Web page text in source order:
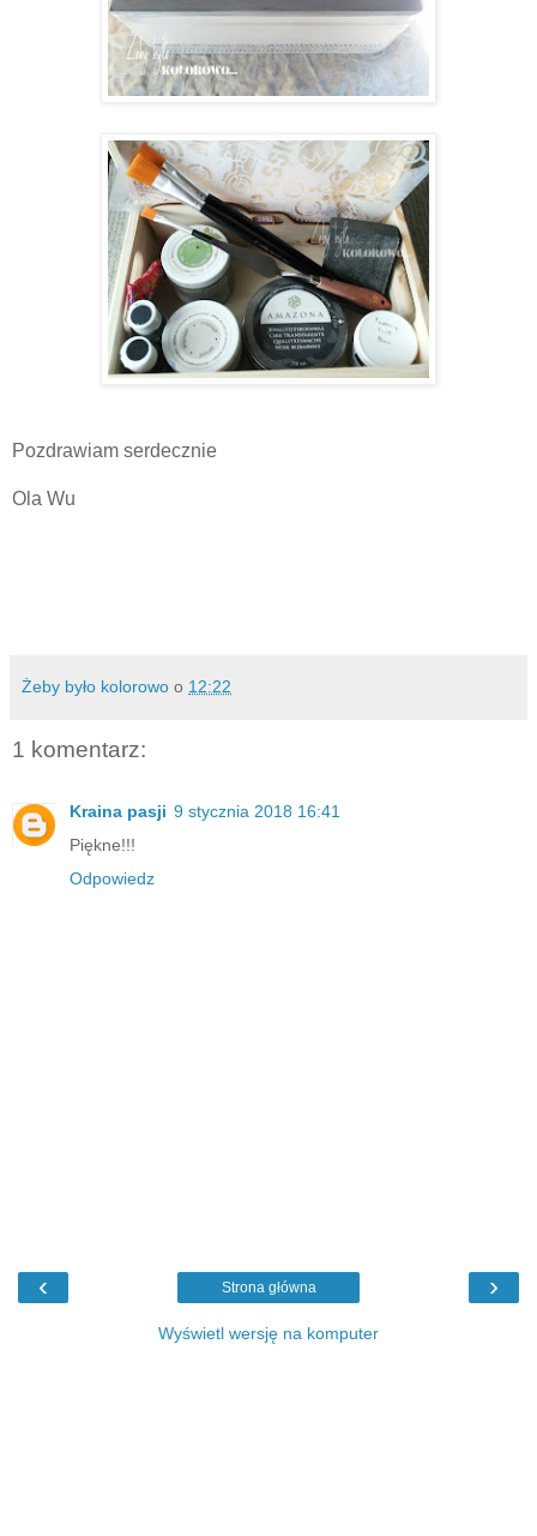
Pozdrawiam serdecznie
Ola Wu
Żeby było kolorowo o 12:22
1 komentarz:
Kraina pasji 9 stycznia 2018 16:41
Piękne!!!
Odpowiedz
‹ ›
Strona główna
Wyświetl wersję na komputer